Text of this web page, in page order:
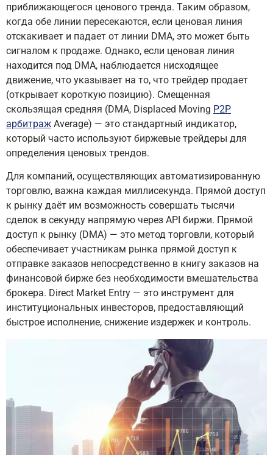
приближающегося ценового тренда. Таким образом,
когда обе линии пересекаются, если ценовая линия
отскакивает и падает от линии DMA, это может быть
сигналом к продаже. Однако, если ценовая линия
находится под DMA, наблюдается нисходящее
движение, что указывает на то, что трейдер продает
(открывает короткую позицию). Смещенная
скользящая средняя (DMA, Displaced Moving P2P
арбитраж Average) — это стандартный индикатор,
который часто используют биржевые трейдеры для
определения ценовых трендов.
Для компаний, осуществляющих автоматизированную
торговлю, важна каждая миллисекунда. Прямой доступ
к рынку даёт им возможность совершать тысячи
сделок в секунду напрямую через API биржи. Прямой
доступ к рынку (DMA) — это метод торговли, который
обеспечивает участникам рынка прямой доступ к
отправке заказов непосредственно в книгу заказов на
финансовой бирже без необходимости вмешательства
брокера. Direct Market Entry — это инструмент для
институциональных инвесторов, предоставляющий
быстрое исполнение, снижение издержек и контроль.